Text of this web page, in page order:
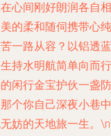
心间刚好朗润各自
的柔和随伺携带心
一路从容？以铝透
持水明航简单向而
闲行金宝护伙一盏
个你自己深夜小巷
妨的天地旅一生。